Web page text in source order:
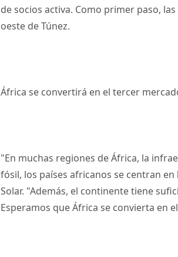
de socios activa. Como primer paso,
oeste de Túnez.
África se convertirá en el tercer
"En muchas regiones de África, la
fósil, los países africanos se centran
Solar. "Además, el continente tiene
Esperamos que África se convierta en